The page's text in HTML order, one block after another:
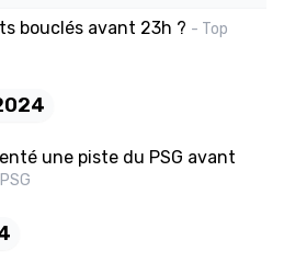
bouclés avant 23h ? - Top
une piste du PSG avant